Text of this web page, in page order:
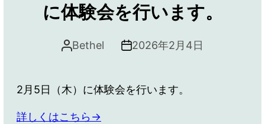
に体験会を行います。
Bethel 2026年2月4日
2月5日（木）に体験会を行います。
詳しくはこちら→